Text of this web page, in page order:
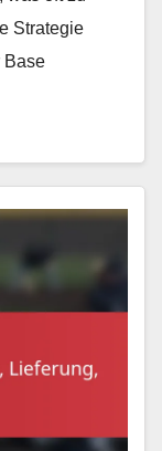
Strategie
Base